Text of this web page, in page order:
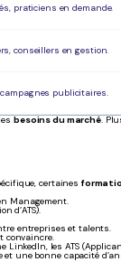
praticiens en demande.
conseillers en gestion.
campagnes publicitaires.
besoins du marché.
certaines
Management.
d’ATS).
entreprises et talents.
convaincre.
les ATS
une bonne capacité